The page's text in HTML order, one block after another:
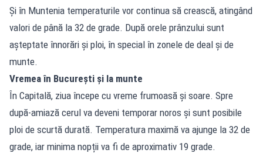
Și în Muntenia temperaturile vor continua să crească, atingând
valori de până la 32 de grade. După orele prânzului sunt
așteptate înnorări și ploi, în special în zonele de deal și de
munte.
Vremea în București și la munte
În Capitală, ziua începe cu vreme frumoasă și soare. Spre
după-amiază cerul va deveni temporar noros și sunt posibile
ploi de scurtă durată. Temperatura maximă va ajunge la 32 de
grade, iar minima nopții va fi de aproximativ 19 grade.